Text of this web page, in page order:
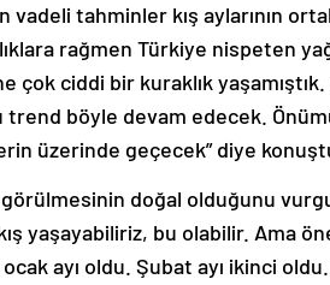
vadeli tahminler kış aylarının
rağmen Türkiye nispeten
çok ciddi bir kuraklık
trend böyle devam edecek.
üzerinde geçecek” diye
doğal olduğunu
yaşayabiliriz, bu olabilir. Ama
ayı oldu. Şubat ayı ikinci